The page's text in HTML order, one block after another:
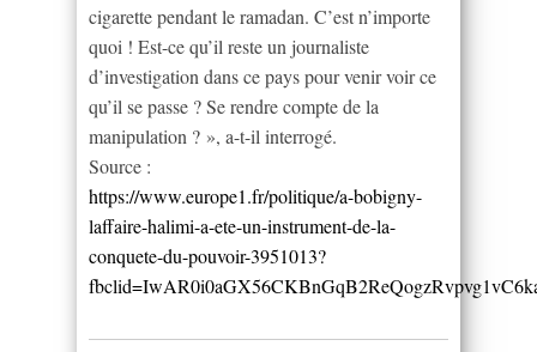
cigarette pendant le ramadan. C’est n’importe
quoi ! Est-ce qu’il reste un journaliste
d’investigation dans ce pays pour venir voir ce
qu’il se passe ? Se rendre compte de la
manipulation ? », a-t-il interrogé.
Source :
https://www.europe1.fr/politique/a-bobigny-
laffaire-halimi-a-ete-un-instrument-de-la-
conquete-du-pouvoir-3951013?